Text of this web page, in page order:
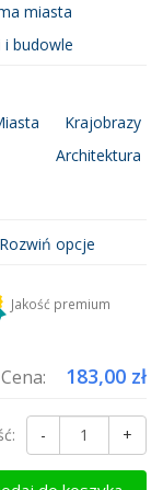
miasta
i budowle
Krajobrazy
Architektura
Rozwiń opcje
tylko raz!
Jakość premium
Cena: 183,00 zł
- +